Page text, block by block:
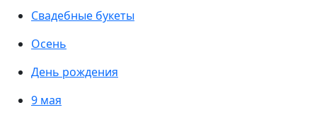
Свадебные букеты
Осень
День рождения
9 мая